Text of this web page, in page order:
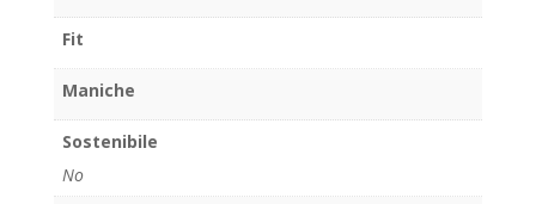
Fit
Maniche
Sostenibile
No